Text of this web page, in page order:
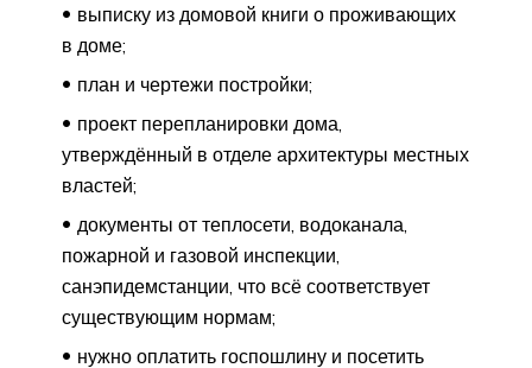
выписку из домовой книги о проживающих
в доме;
план и чертежи постройки;
проект перепланировки дома,
утверждённый в отделе архитектуры местных
властей;
документы от теплосети, водоканала,
пожарной и газовой инспекции,
санэпидемстанции, что всё соответствует
существующим нормам;
нужно оплатить госпошлину и посетить